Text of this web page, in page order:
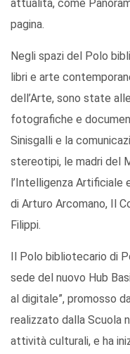
attualità, come
pagina.
Negli spazi del Polo
libri e arte
dell’Arte, sono state
fotografiche e
Sinisgalli e la
stereotipi, le madri del
l’Intelligenza Artificiale
di Arturo Arcomano, Il
Filippi.
Il Polo bibliotecario di
sede del nuovo Hub
al digitale”, promosso
realizzato dalla Scuola
attività culturali, e ha